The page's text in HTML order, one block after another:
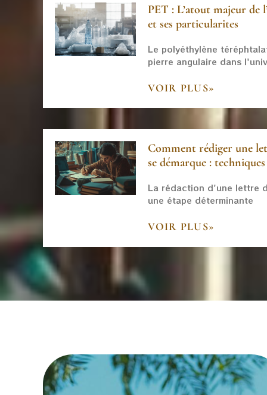
PET : L’atout majeur de
et ses particularites
Le polyéthylène
pierre angulaire dans
VOIR PLUS»
Comment rédiger une
se démarque :
La rédaction d'une lettre
une étape déterminante
VOIR PLUS»